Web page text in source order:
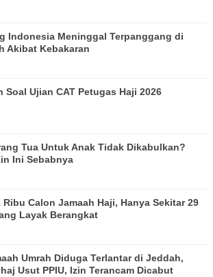
Indonesia Meninggal Terpanggang di
Akibat Kebakaran
Soal Ujian CAT Petugas Haji 2026
Tua Untuk Anak Tidak Dikabulkan?
Ini Sebabnya
Ribu Calon Jamaah Haji, Hanya Sekitar 29
Layak Berangkat
Umrah Diduga Terlantar di Jeddah,
Usut PPIU, Izin Terancam Dicabut